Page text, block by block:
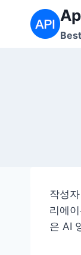
작성
리에
은 AI